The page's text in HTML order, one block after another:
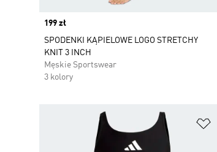
Price
199 zł
SPODENKI KĄPIELOWE LOGO STRETCHY
KNIT 3 INCH
Męskie Sportswear
3 kolory